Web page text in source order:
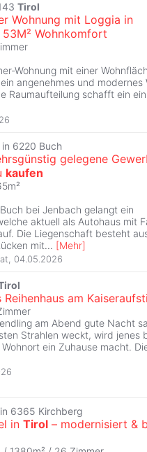
Tirol
Wohnung mit Loggia in
Wohnkomfort
Wohnung mit einer
angenehmes und modernes
Raumaufteilung schafft ein
in 6220 Buch
gelegene
kaufen
bei Jenbach gelangt ein
aktuell als Autohaus mit
Die Liegenschaft besteht
mit... [Mehr]
04.05.2026
am
am Abend gute Nacht
Strahlen weckt, wird jenes
ein Zuhause macht.
6365 Kirchberg
in Tirol – modernisiert &